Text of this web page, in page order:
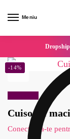
Meniu
Cuisoare
Conecteaza-te
-14%